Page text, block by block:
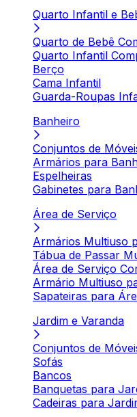
Quarto Infantil e
Quarto de Bebê
Quarto Infantil
Berço
Cama Infantil
Guarda-Roupas
Banheiro
Conjuntos de
Armários para
Espelheiras
Gabinetes para
Área de Serviço
Armários Multiuso
Tábua de Passar
Área de Serviço
Armário Multiuso
Sapateiras para
Jardim e Varanda
Conjuntos de
Sofás
Bancos
Banquetas para
Cadeiras para